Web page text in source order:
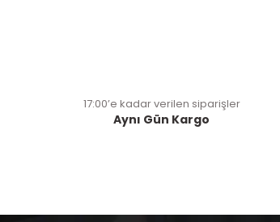
17:00’e kadar verilen siparişler
Aynı Gün Kargo